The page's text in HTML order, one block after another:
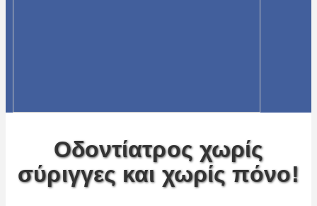
Οδοντίατρος χωρίς
σύριγγες και χωρίς πόνο!